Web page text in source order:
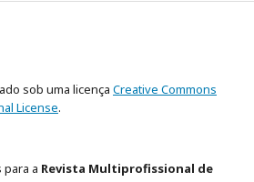
sob uma licença Creative Commons
License.
a Revista Multiprofissional de